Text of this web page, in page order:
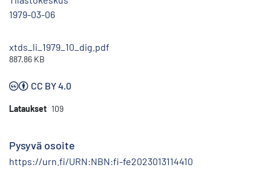
1979-03-06
xtds_li_1979_10_dig.pdf
887.86 KB
CC BY 4.0
Lataukset 109
Pysyvä osoite
https://urn.fi/URN:NBN:fi-fe2023013114410